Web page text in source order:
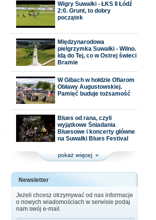
Wigry Suwałki - ŁKS II Łódź
2:0. Grunt, to dobry
początek
Międzynarodowa
pielgrzymka Suwałki - Wilno.
Idą do Tej, co w Ostrej świeci
Bramie
W Gibach w hołdzie Ofiarom
Obławy Augustowskiej.
Pamięć buduje tożsamość
Blues od rana, czyli
wyjątkowe Śniadania
Bluesowe i koncerty główne
na Suwałki Blues Festival
Newsletter
Jeżeli chcesz otrzymywać od nas informacje
o nowych wiadomościach w serwisie podaj
nam swój e-mail.